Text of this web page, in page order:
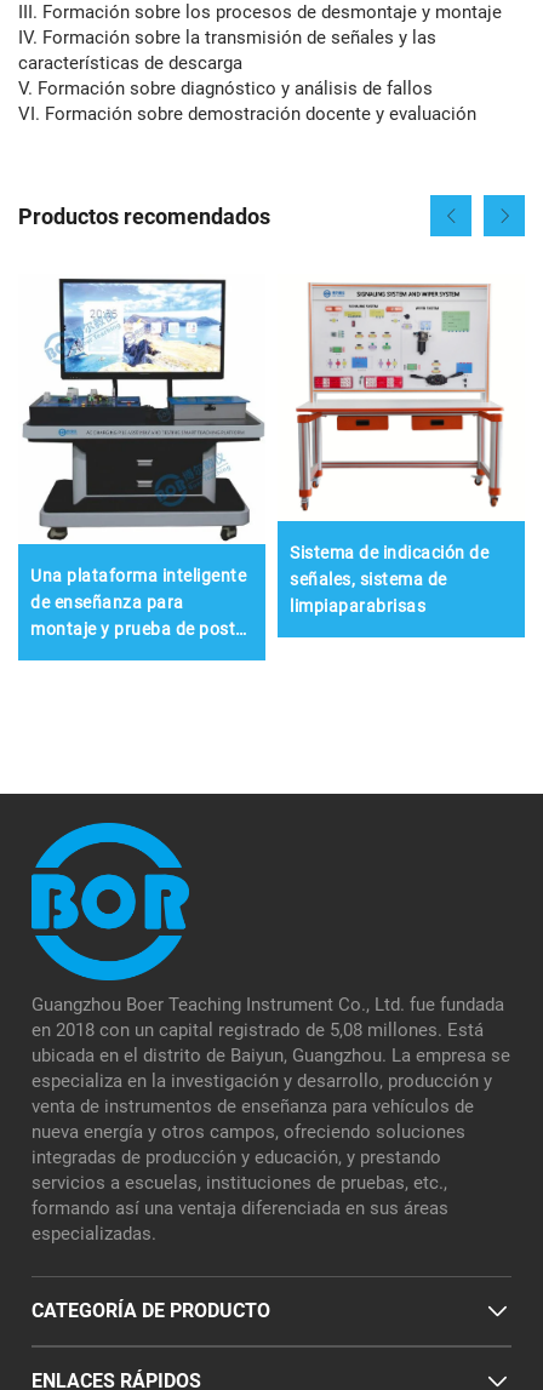
III. Formación sobre los procesos de desmontaje y montaje
IV. Formación sobre la transmisión de señales y las
características de descarga
V. Formación sobre diagnóstico y análisis de fallos
VI. Formación sobre demostración docente y evaluación
Productos recomendados
Una plataforma inteligente
de enseñanza para
montaje y prueba de postes
de carga CA
Sistema de indicación de
señales, sistema de
limpiaparabrisas
Guangzhou Boer Teaching Instrument Co., Ltd. fue fundada
en 2018 con un capital registrado de 5,08 millones. Está
ubicada en el distrito de Baiyun, Guangzhou. La empresa se
especializa en la investigación y desarrollo, producción y
venta de instrumentos de enseñanza para vehículos de
nueva energía y otros campos, ofreciendo soluciones
integradas de producción y educación, y prestando
servicios a escuelas, instituciones de pruebas, etc.,
formando así una ventaja diferenciada en sus áreas
especializadas.
CATEGORÍA DE PRODUCTO
ENLACES RÁPIDOS